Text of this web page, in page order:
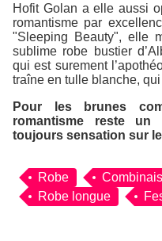
Hofit Golan a elle aussi
romantisme par
"Sleeping Beauty", elle
sublime robe bustier
qui est surement
traîne en tulle blanche,
Pour les brunes
romantisme reste un
toujours sensation sur
Robe
Robe longue